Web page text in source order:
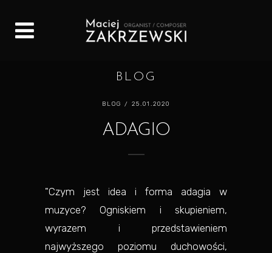
BLOG
BLOG / 25.01.2020
ADAGIO
"Czym jest idea i forma adagia w
muzyce? Ogniskiem i skupieniem,
wyrazem i przedstawieniem
najwyższego poziomu duchowości,